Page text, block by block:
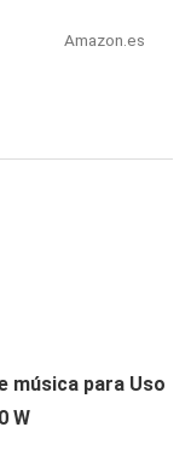
Amazon.es
música para Uso
W